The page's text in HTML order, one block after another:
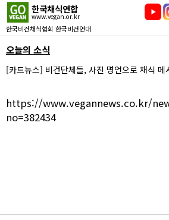
한국채식연합
www.vegan.or.kr
한국비건채식협회 한국비건연대
오늘의 소식
[카드뉴스] 비건단체들, 사진 명언으로 채식 메
https://www.vegannews.co.kr/
no=382434